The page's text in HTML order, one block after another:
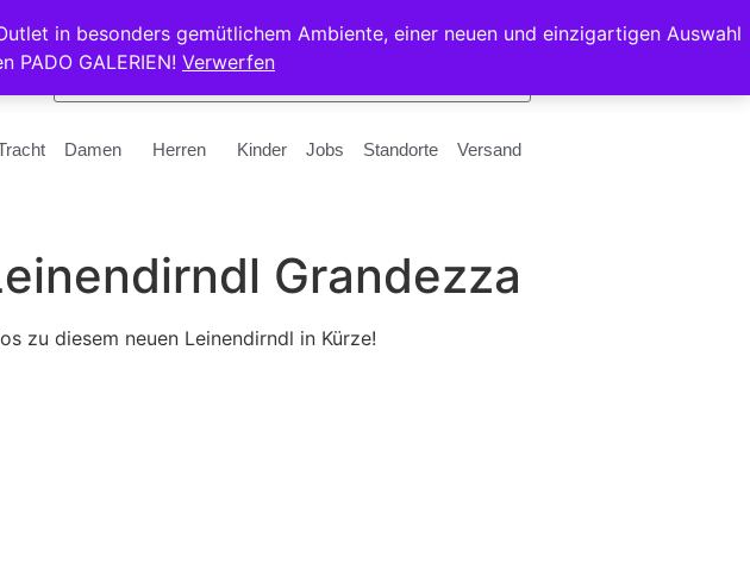
in besonders gemütlichem Ambiente, einer neuen und einzigartigen Auswahl
PADO GALERIEN! Verwerfen
Damen Herren Kinder Jobs Standorte Versand
Grandezza
zu diesem neuen Leinendirndl in Kürze!